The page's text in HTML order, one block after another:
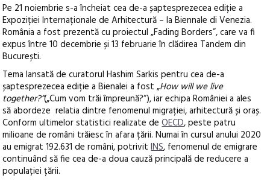
Pe 21 noiembrie s-a încheiat cea de-a șaptesprezecea ediție a
Expoziției Internaționale de Arhitectură – la Biennale di Venezia.
România a fost prezentă cu proiectul „Fading Borders”, care va fi
expus între 10 decembrie și 13 februarie în clădirea Tandem din
București.
Tema lansată de curatorul Hashim Sarkis pentru cea de-a
șaptesprezecea ediție a Bienalei a fost „How will we live
together?”(„Cum vom trăi împreună?“), iar echipa României a ales
să abordeze relatia dintre fenomenul migrației, arhitectură și oraș.
Conform ultimelor statistici realizate deOECD, peste patru
milioane de români trăiesc în afara țării. Numai în cursul anului 2020
au emigrat 192.631 de români, potrivitINS, fenomenul de emigrare
continuând să fie cea de-a doua cauză principală de reducere a
populației țării.